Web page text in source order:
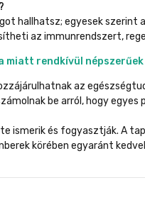
hallhatsz; egyesek
az immunrendszert,
rendkívül népszerűek
az
be arról, hogy
ismerik és fogyasztják. A
körében egyaránt